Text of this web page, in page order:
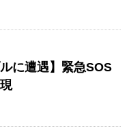
に遭遇】緊急SOS
現